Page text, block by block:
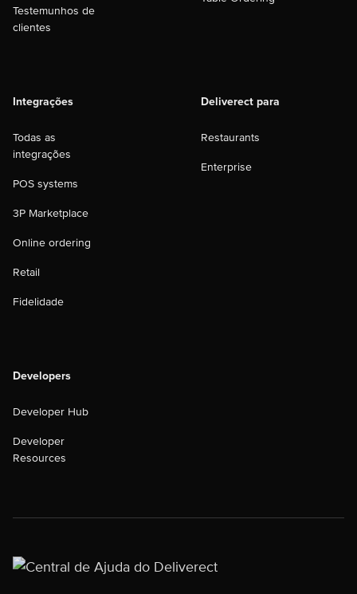
Testemunhos de
clientes
Integrações
Todas as
integrações
POS systems
3P Marketplace
Online ordering
Retail
Fidelidade
Deliverect para
Restaurants
Enterprise
Developers
Developer Hub
Developer
Resources